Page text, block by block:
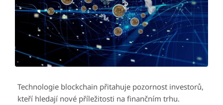
Technologie blockchain přitahuje pozornost investorů,
kteří hledají nové příležitosti na finančním trhu.